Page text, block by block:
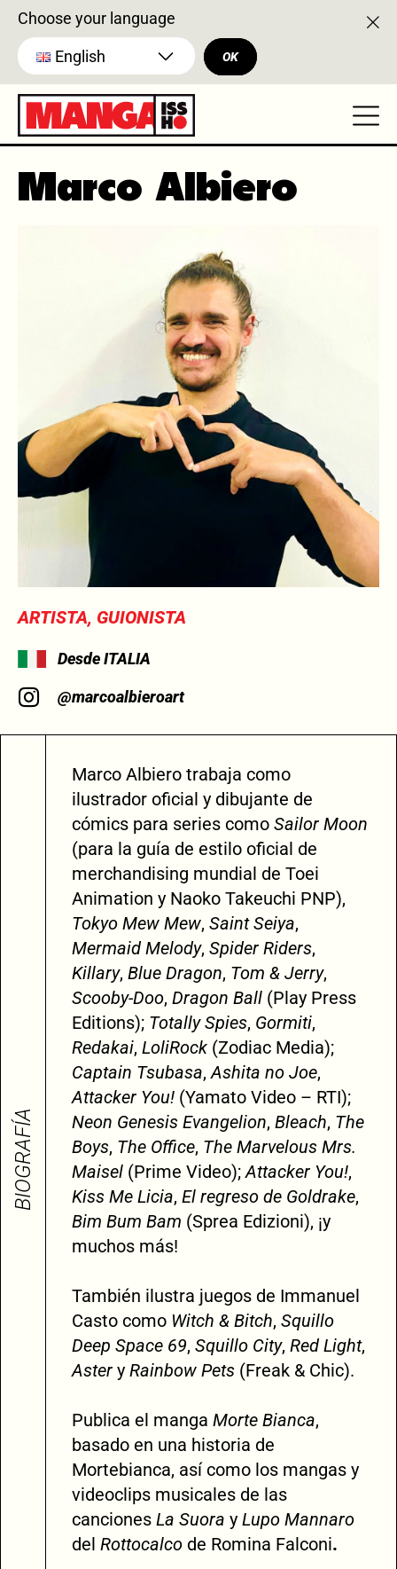
Choose your language
English OK
Marco Albiero
ARTISTA, GUIONISTA
Desde ITALIA
@marcoalbieroart
BIOGRAFÍA
Marco Albiero trabaja como
ilustrador oficial y dibujante de
cómics para series como Sailor Moon
(para la guía de estilo oficial de
merchandising mundial de Toei
Animation y Naoko Takeuchi PNP),
Tokyo Mew Mew, Saint Seiya,
Mermaid Melody, Spider Riders,
Killary, Blue Dragon, Tom & Jerry,
Scooby-Doo, Dragon Ball (Play Press
Editions); Totally Spies, Gormiti,
Redakai, LoliRock (Zodiac Media);
Captain Tsubasa,Ashita no Joe,
Attacker You! (Yamato Video – RTI);
Neon Genesis Evangelion, Bleach, The
Boys, The Office, The Marvelous Mrs.
Maisel (Prime Video);Attacker You!,
Kiss Me Licia, El regreso de Goldrake,
Bim Bum Bam (Sprea Edizioni), ¡y
muchos más!
También ilustra juegos de Immanuel
Casto como Witch & Bitch, Squillo
Deep Space 69, Squillo City, Red Light,
Aster y Rainbow Pets (Freak & Chic).
Publica el manga Morte Bianca,
basado en una historia de
Mortebianca, así como los mangas y
videoclips musicales de las
canciones La Suora y Lupo Mannaro
del Rottocalco de Romina Falconi.